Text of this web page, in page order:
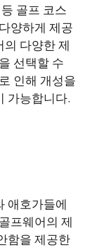
골프 코스
양하게 제공
다양한 제
선택할 수
인해 개성을
가능합니다.
애호가들에
프웨어의 제
함을 제공한